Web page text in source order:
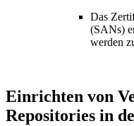
Das
(SANs)
werden
Einrichten von
Repositories in